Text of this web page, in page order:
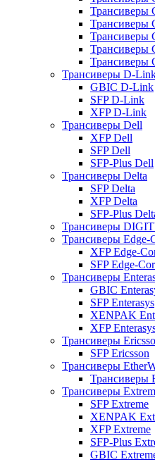
Трансиверы
Трансиверы
Трансиверы
Трансиверы
Трансиверы
Трансиверы D-
GBIC D-Link
SFP D-Link
XFP D-Link
Трансиверы Dell
XFP Dell
SFP Dell
SFP-Plus Dell
Трансиверы Delta
SFP Delta
XFP Delta
SFP-Plus
Трансиверы
Трансиверы Edge-
XFP Edge-
SFP Edge-
Трансиверы
GBIC
SFP Enterasys
XENPAK
XFP
Трансиверы
SFP Ericsson
Трансиверы
Трансиверы
Трансиверы
SFP Extreme
XENPAK
XFP Extreme
SFP-Plus
GBIC